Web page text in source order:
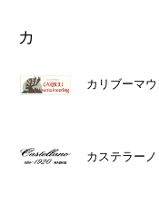
カ
カリブーマ
カステラーノ